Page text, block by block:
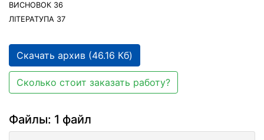
ВИСНОВОК 36
ЛІТЕРАТУПА 37
Скачать архив (46.16 Кб)
Сколько стоит заказать работу?
Файлы: 1 файл